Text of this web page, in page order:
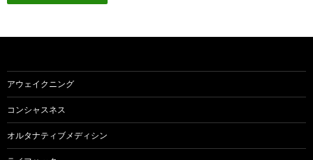
アウェイクニング
コンシャスネス
オルタナティブメディシン